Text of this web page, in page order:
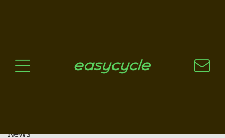
Nos critères de sélection
News